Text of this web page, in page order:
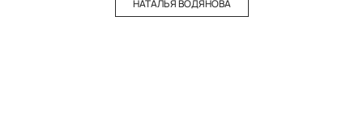
НАТАЛЬЯ ВОДЯНОВА